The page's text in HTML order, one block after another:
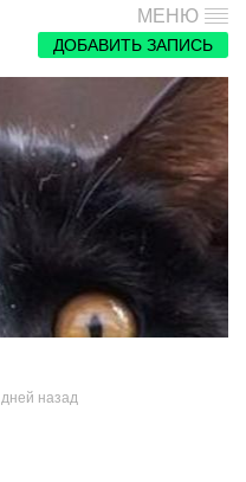
МЕНЮ
ДОБАВИТЬ ЗАПИСЬ
назад